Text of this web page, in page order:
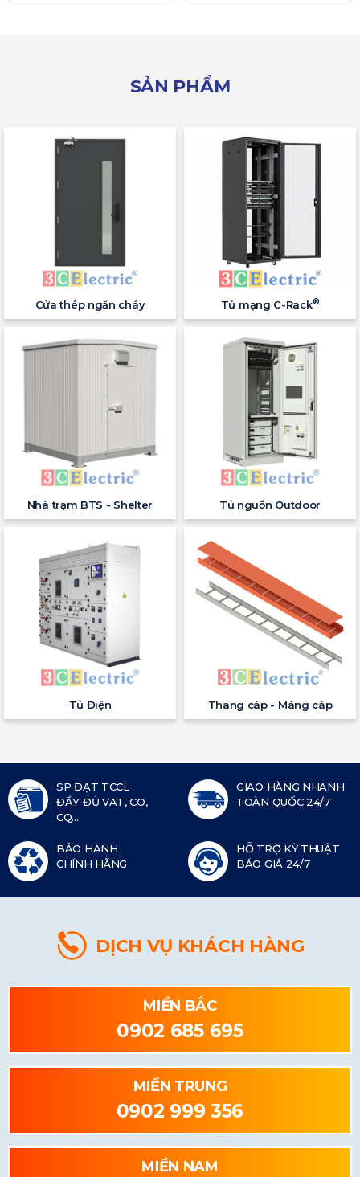
SẢN PHẨM
Cửa thép ngăn cháy Tủ mạng C-Rack®
Nhà trạm BTS - Shelter Tủ nguồn Outdoor
Tủ Điện Thang cáp - Máng cáp
SP ĐẠT TCCL
ĐẦY ĐỦ VAT, CO,
CQ...
GIAO HÀNG NHANH
TOÀN QUỐC 24/7
BẢO HÀNH
CHÍNH HÃNG
HỖ TRỢ KỸ THUẬT
BÁO GIÁ 24/7
DỊCH VỤ KHÁCH HÀNG
MIỀN BẮC
0902 685 695
MIỀN TRUNG
0902 999 356
MIỀN NAM